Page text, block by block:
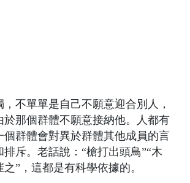
不單單是自己不願意迎合別人，
於那個群體不願意接納他。人都有
個群體會對異於群體其他成員的言
斥。老話說：“槍打出頭鳥”“木
”，這都是有科學依據的。